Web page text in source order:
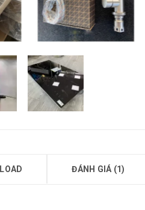
ĐÁNH GIÁ (1)